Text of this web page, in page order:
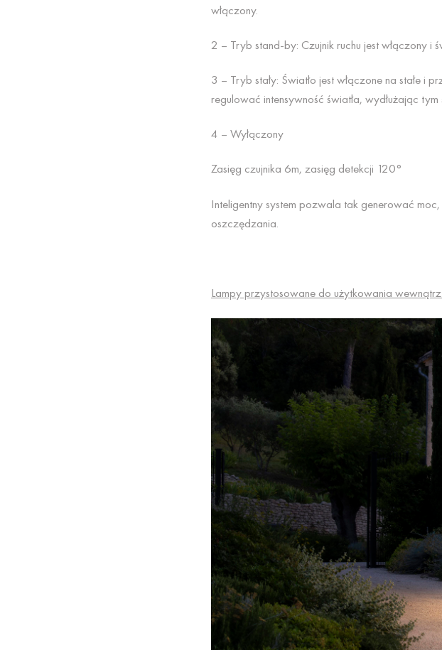
włączony.
2 – Tryb stand-by: Czujnik ruchu jest włączony
3 – Tryb stały: Światło jest włączone na stałe
regulować intensywność światła, wydłużając
4 – Wyłączony
Zasięg czujnika 6m, zasięg detekcji 120°
Inteligentny system pozwala tak generować
oszczędzania.
Lampy przystosowane do użytkowania